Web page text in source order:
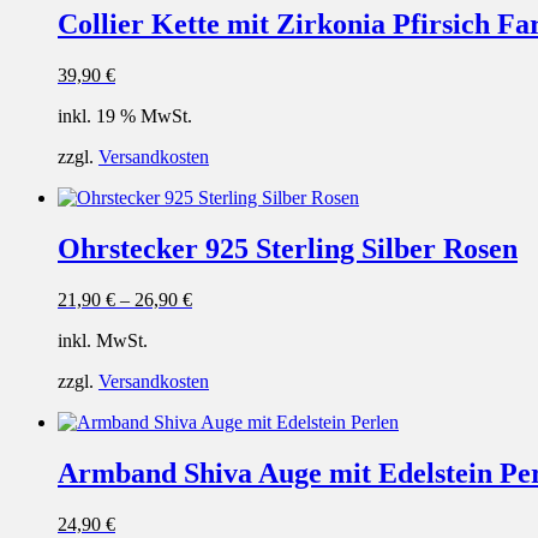
Collier Kette mit Zirkonia Pfirsich
39,90 €
inkl. 19 % MwSt.
zzgl. Versandkosten
Ohrstecker 925 Sterling Silber Rosen
21,90 € – 26,90 €
inkl. MwSt.
zzgl. Versandkosten
Armband Shiva Auge mit Edelstein
24,90 €